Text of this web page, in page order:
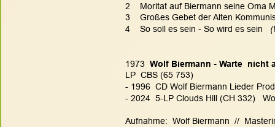
2    Moritat auf Biermann seine Oma
3    Großes Gebet der Alten
4    So soll es sein - So wird es sein
1973 Wolf Biermann - Warte  nicht
LP  CBS (65 753)
- 1996  CD Wolf Biermann Lieder
- 2024  5-LP Clouds Hill (CH 332)
Aufnahme:  Wolf Biermann  //